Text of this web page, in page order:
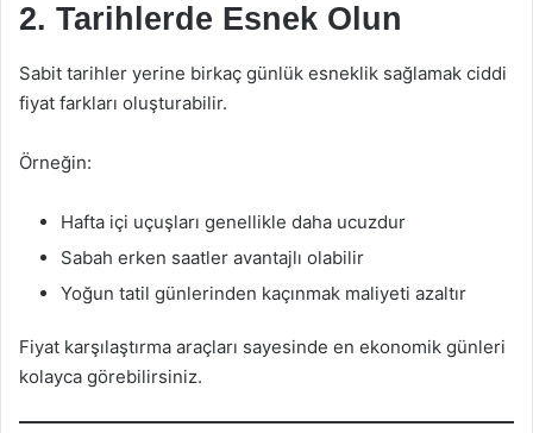
2. Tarihlerde Esnek Olun
Sabit tarihler yerine birkaç günlük esneklik sağlamak ciddi
fiyat farkları oluşturabilir.
Örneğin:
Hafta içi uçuşları genellikle daha ucuzdur
Sabah erken saatler avantajlı olabilir
Yoğun tatil günlerinden kaçınmak maliyeti azaltır
Fiyat karşılaştırma araçları sayesinde en ekonomik günleri
kolayca görebilirsiniz.